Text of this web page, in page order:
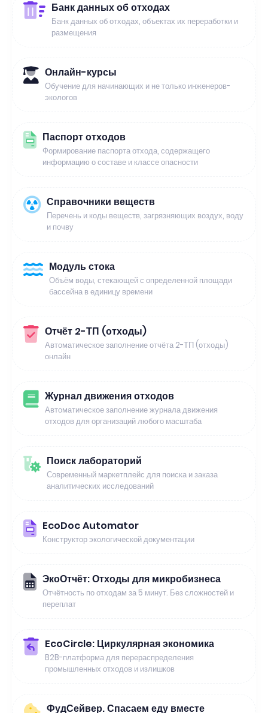
Банк данных об отходах
Банк данных об отходах, объектах их переработки и
размещения
Онлайн-курсы
Обучение для начинающих и не только инженеров-
экологов
Паспорт отходов
Формирование паспорта отхода, содержащего
информацию о составе и классе опасности
Справочники веществ
Перечень и коды веществ, загрязняющих воздух, воду
и почву
Модуль стока
Объём воды, стекающей с определенной площади
бассейна в единицу времени
Отчёт 2-ТП (отходы)
Автоматическое заполнение отчёта 2-ТП (отходы)
онлайн
Журнал движения отходов
Автоматическое заполнение журнала движения
отходов для организаций любого масштаба
Поиск лабораторий
Современный маркетплейс для поиска и заказа
аналитических исследований
EcoDoc Automator
Конструктор экологической документации
ЭкоОтчёт: Отходы для микробизнеса
Отчётность по отходам за 5 минут. Без сложностей и
переплат
EcoCircle: Циркулярная экономика
B2B-платформа для перераспределения
промышленных отходов и излишков
ФудСейвер. Спасаем еду вместе